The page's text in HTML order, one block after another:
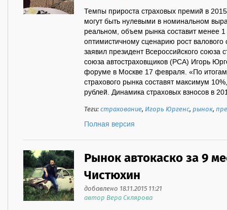
Темпы прироста страховых премий в
могут быть нулевыми в номинальном
реальном, объем рынка составит менее
оптимистичному сценарию рост валового
заявил президент Всероссийского союза
союза автостраховщиков (РСА) Игорь
форуме в Москве 17 февраля. «По
страхового рынка составят максимум
рублей. Динамика страховых взносов в
Теги:страхование, Игорь Юргенс,рынок,
Полная версия
Рынок автокаско за 9
Чистюхин
добавлено 18.11.2015 11:21
автор Вера Склярова